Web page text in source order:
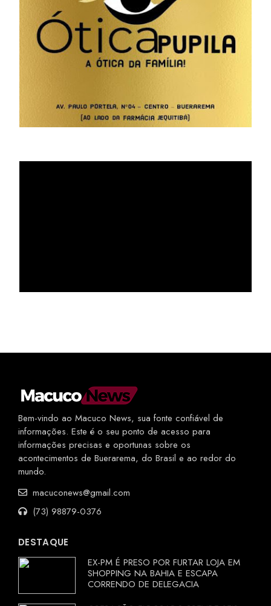
Bem-vindo ao Macuco News, sua fonte confiável de
informações. Este é o seu ponto de acesso para
informações precisas e oportunas sobre os
acontecimentos de Buerarema, do Brasil e ao redor do
mundo.
macuconews@gmail.com
(73) 98879-0376
DESTAQUE
EX-PM É PRESO POR FURTAR LOJA EM
SHOPPING NA BAHIA E ESCAPA
CORRENDO DE DELEGACIA